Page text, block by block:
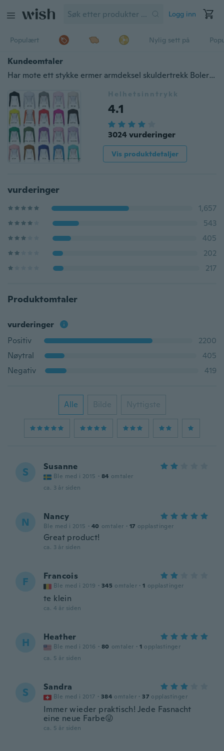
Logg inn
Populært Nylig sett på
Kundeomtaler
Har mote ett stykke ermer armdeksel skuldertrekk Bolero Hijab muslim
Helhetsinntrykk
4.1
3024 vurderinger
Vis produktdetaljer
vurderinger
1,657
543
405
202
217
Produktomtaler
vurderinger
Positiv
2200
Nøytral
405
Negativ
419
Alle Bilde Nyttigste
S Susanne
Ble med i 2015 · 84 omtaler
ca. 3 år siden
N Nancy
Ble med i 2015 · 40 omtaler · 17 opplastinger
Great product!
ca. 3 år siden
F Francois
Ble med i 2019 · 345 omtaler · 1 opplastinger
te klein
ca. 4 år siden
H Heather
Ble med i 2016 · 80 omtaler · 1 opplastinger
ca. 5 år siden
S Sandra
Ble med i 2017 · 384 omtaler · 37 opplastinger
Immer wieder praktisch! Jede Fasnacht
eine neue Farbe😜
ca. 5 år siden